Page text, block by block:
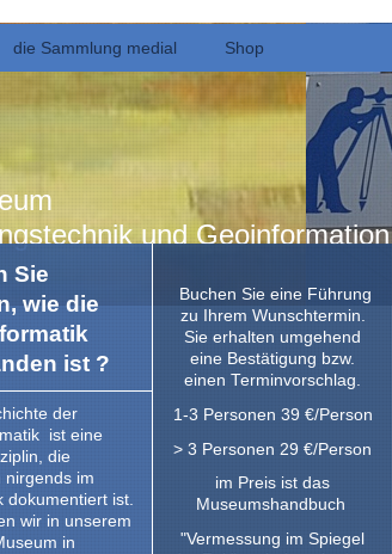
die Sammlung medial Shop
und Geoinformation
Sie
wie die
ist ?
der
ist eine
die
nirgends im
dokumentiert ist.
wir in unserem
in
Buchen Sie eine Führung
zu Ihrem Wunschtermin.
Sie erhalten umgehend
eine Bestätigung bzw.
einen Terminvorschlag.
1-3 Personen 39 €/Person
> 3 Personen 29 €/Person
im Preis ist das
Museumshandbuch
"Vermessung im Spiegel